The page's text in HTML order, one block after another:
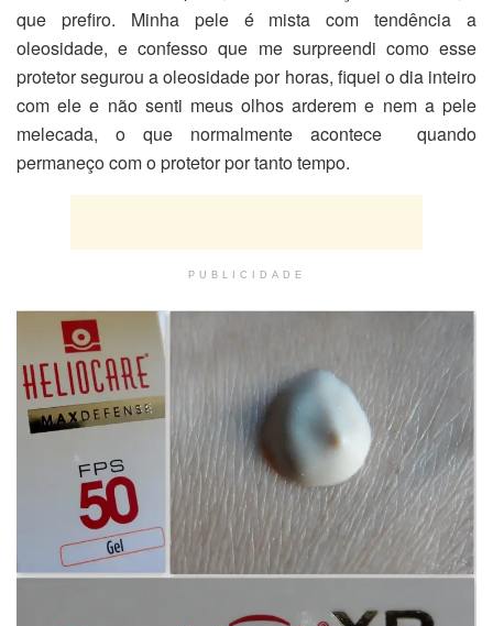
que prefiro. Minha pele é mista com tendência a
oleosidade, e confesso que me surpreendi como esse
protetor segurou a oleosidade por horas, fiquei o dia inteiro
com ele e não senti meus olhos arderem e nem a pele
melecada, o que normalmente acontece quando
permaneço com o protetor por tanto tempo.
PUBLICIDADE